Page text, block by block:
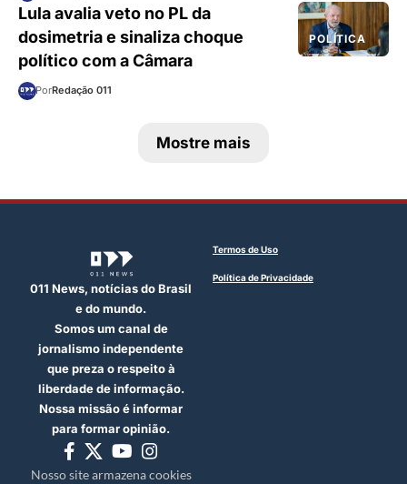
POLÍTICA
Lula avalia veto no PL da
dosimetria e sinaliza choque
político com a Câmara
PorRedação 011
Mostre mais
011 News, notícias do Brasil
e do mundo.
Somos um canal de
jornalismo independente
que preza o respeito à
liberdade de informação.
Nossa missão é informar
para formar opinião.
Nosso site armazena cookies
Termos de Uso
Política de Privacidade